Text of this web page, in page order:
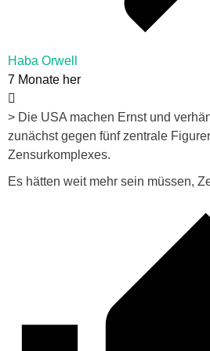
Haba Orwell
7 Monate her
> Die USA machen Ernst und
zunächst gegen fünf zentrale
Zensurkomplexes.
Es hätten weit mehr sein müssen,